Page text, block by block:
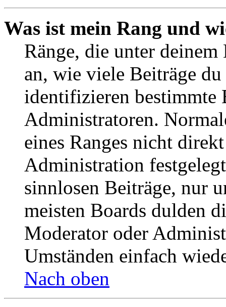
Was ist mein Rang und
Ränge, die unter deinem
an, wie viele Beiträge
identifizieren bestimmte
Administratoren.
eines Ranges nicht
Administration
sinnlosen Beiträge, nur
meisten Boards dulden
Moderator oder
Umständen einfach
Nach oben